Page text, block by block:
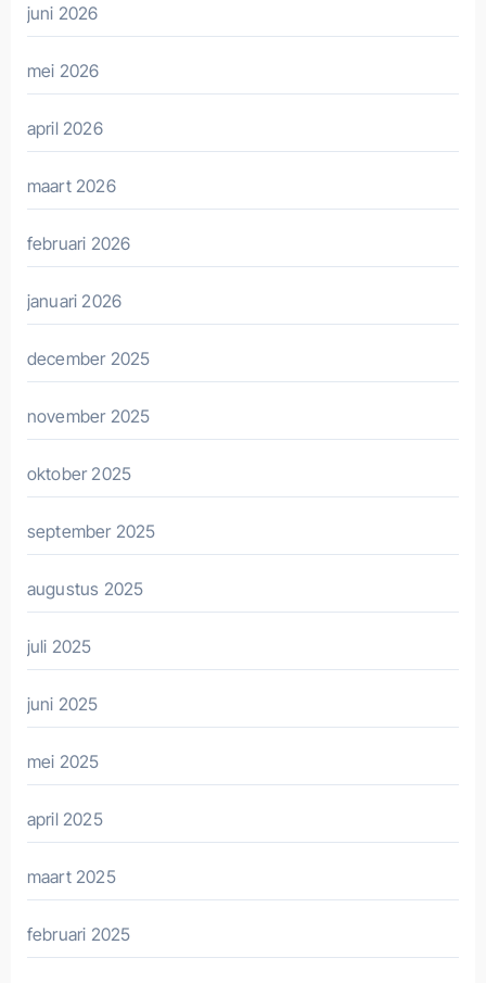
juni 2026
mei 2026
april 2026
maart 2026
februari 2026
januari 2026
december 2025
november 2025
oktober 2025
september 2025
augustus 2025
juli 2025
juni 2025
mei 2025
april 2025
maart 2025
februari 2025